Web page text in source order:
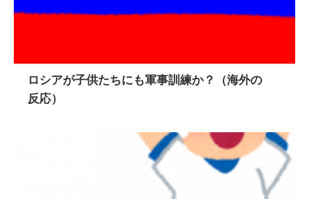
ロシアが子供たちにも軍事訓練か？（海外の
反応）